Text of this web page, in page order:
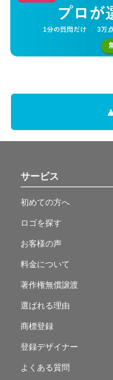
サービス
初めての方へ
ロゴを探す
お客様の声
料金について
著作権無償譲渡
選ばれる理由
商標登録
登録デザイナー
よくある質問